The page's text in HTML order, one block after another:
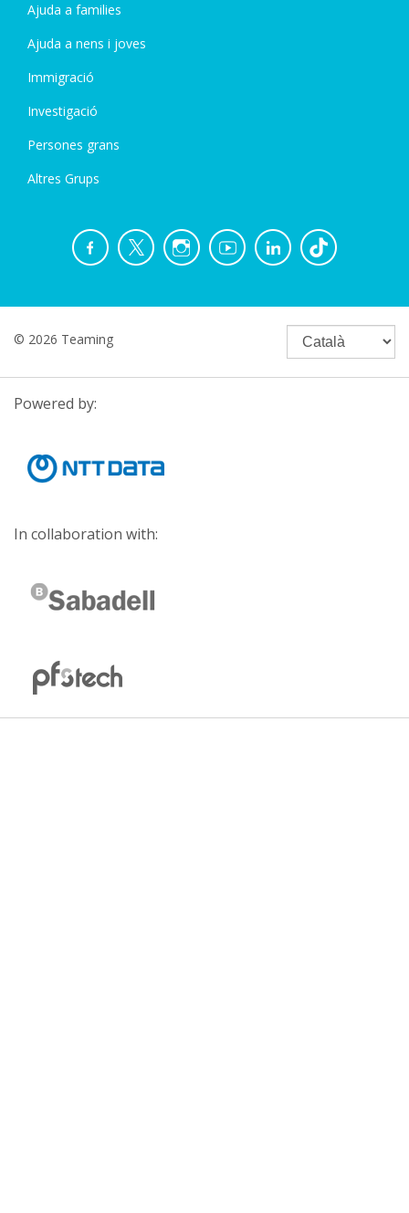
Ajuda a families
Ajuda a nens i joves
Immigració
Investigació
Persones grans
Altres Grups
© 2026 Teaming
Powered by:
In collaboration with: